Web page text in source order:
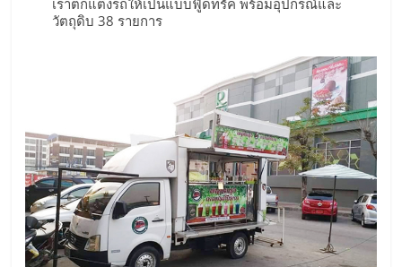
แฟ
รน
ไชส์
แฟ
รน
ไชส์
ขาย
วัตถุดิบ 38 รายการ